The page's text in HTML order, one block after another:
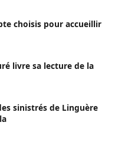
choisis pour accueillir
livre sa lecture de la
sinistrés de Linguère